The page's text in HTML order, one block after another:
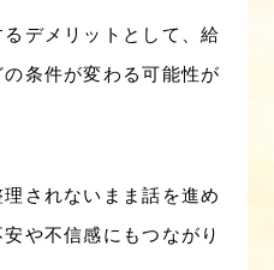
デメリットとして、給
条件が変わる可能性が
されないまま話を進め
や不信感にもつながり